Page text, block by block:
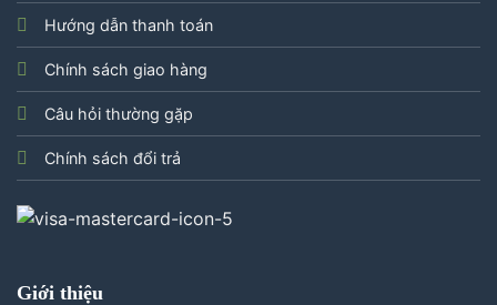
Hướng dẫn thanh toán
Chính sách giao hàng
Câu hỏi thường gặp
Chính sách đổi trả
Giới thiệu